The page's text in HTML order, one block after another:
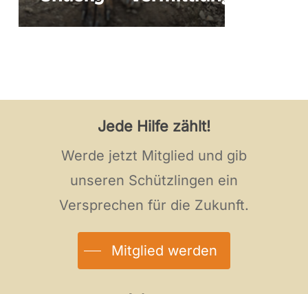
Jede Hilfe zählt!
Werde jetzt Mitglied und gib
unseren Schützlingen ein
Versprechen für die Zukunft.
Mitglied werden